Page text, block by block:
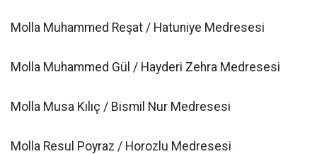
Molla Muhammed Reşat / Hatuniye Medresesi
Molla Muhammed Gül / Hayderi Zehra Medresesi
Molla Musa Kılıç / Bismil Nur Medresesi
Molla Resul Poyraz / Horozlu Medresesi